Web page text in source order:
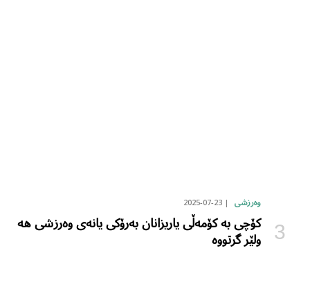
وەرزشی 2025-07-23
کۆچی بە کۆمەڵی یاریزانان بەرۆکی یانەی وەرزشی هە
ولێر گرتووە